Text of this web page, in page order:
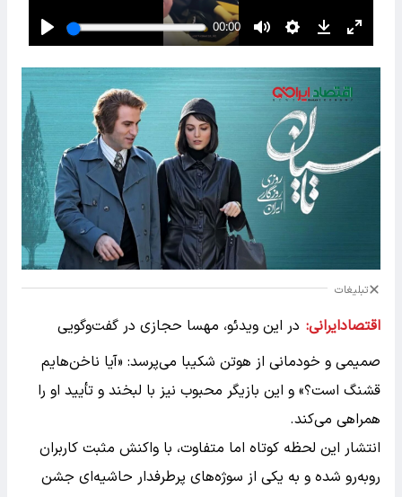
تبلیغات
اقتصادایرانی: در این ویدئو، مهسا حجازی در گفت‌وگویی
صمیمی و خودمانی از هوتن شکیبا می‌پرسد: «آیا ناخن‌هایم
قشنگ است؟» و این بازیگر محبوب نیز با لبخند و تأیید او را
همراهی می‌کند.
انتشار این لحظه کوتاه اما متفاوت، با واکنش مثبت کاربران
روبه‌رو شده و به یکی از سوژه‌های پرطرفدار حاشیه‌ای جشن